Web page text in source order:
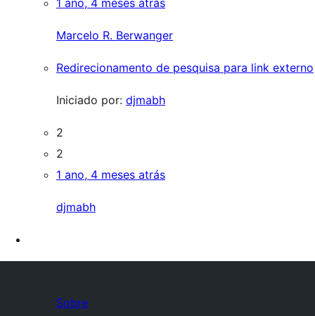
1 ano, 4 meses atrás
Marcelo R. Berwanger
Redirecionamento de pesquisa para link externo
Iniciado por: djmabh
2
2
1 ano, 4 meses atrás
djmabh
Sobre